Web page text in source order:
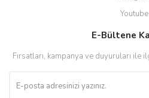
Youtube
E-Bültene
Fırsatları, kampanya ve duyuruları